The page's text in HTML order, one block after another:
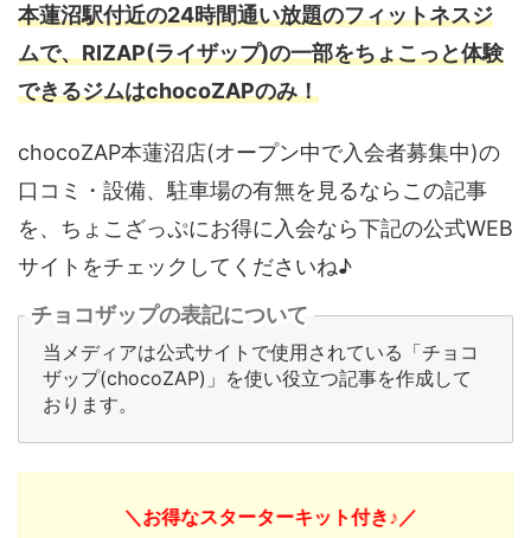
本蓮沼駅付近の24時間通い放題のフィットネスジ
ムで、RIZAP(ライザップ)の一部をちょこっと体験
できるジムはchocoZAPのみ！
chocoZAP本蓮沼店(オープン中で入会者募集中)の
口コミ・設備、駐車場の有無を見るならこの記事
を、ちょこざっぷにお得に入会なら下記の公式WEB
サイトをチェックしてくださいね♪
チョコザップの表記について
当メディアは公式サイトで使用されている「チョコ
ザップ(chocoZAP)」を使い役立つ記事を作成して
おります。
＼お得なスターターキット付き♪／